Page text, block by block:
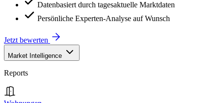
Datenbasiert durch tagesaktuelle Marktdaten
Persönliche Experten-Analyse auf Wunsch
Jetzt bewerten
Market Intelligence
Reports